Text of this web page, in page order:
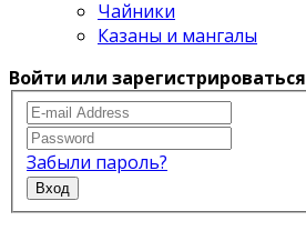
Чайники
Казаны и мангалы
Войти или зарегистрироваться
Забыли пароль?
Вход